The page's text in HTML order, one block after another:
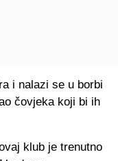
i nalazi se u borbi
čovjeka koji bi ih
klub je trenutno